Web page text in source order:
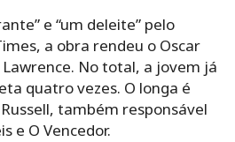
e “um deleite” pelo
a obra rendeu o Oscar
No total, a jovem já
quatro vezes. O longa é
também responsável
e O Vencedor.